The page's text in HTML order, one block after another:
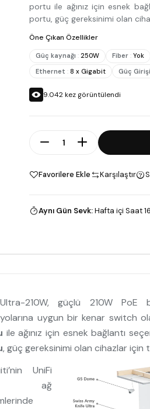
portu ile ağınız için esnek
portu, güç gereksinimi olan
Öne Çıkan Özellikler
Güç kaynağı : 250W Fiber : Yok
Ethernet : 8 x Gigabit Güç Girişi
9.042kez görüntülendi
Adet
Favorilere Ekle Karşılaştır
Aynı Gün Sevk:Hafta içi Saat
Ultra-210W, güçlü 210W
uygun bir kenar switch
ile ağınız için esnek bağlantı
, güç gereksinimi olan cihazlar için
UniFi
ağ